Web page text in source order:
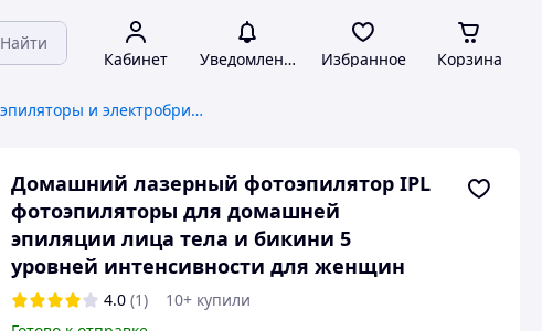
Найти
Кабинет Уведомления Избранное Корзина
Женские эпиляторы и электробритвы
Домашний лазерный фотоэпилятор IPL
фотоэпиляторы для домашней
эпиляции лица тела и бикини 5
уровней интенсивности для женщин
4.0 (1)
10+ купили